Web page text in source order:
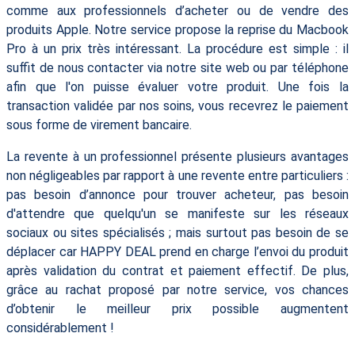
comme aux professionnels d’acheter ou de vendre des
produits Apple. Notre service propose la reprise du Macbook
Pro à un prix très intéressant. La procédure est simple : il
suffit de nous contacter via notre site web ou par téléphone
afin que l'on puisse évaluer votre produit. Une fois la
transaction validée par nos soins, vous recevrez le paiement
sous forme de virement bancaire.
La revente à un professionnel présente plusieurs avantages
non négligeables par rapport à une revente entre particuliers :
pas besoin d’annonce pour trouver acheteur, pas besoin
d'attendre que quelqu'un se manifeste sur les réseaux
sociaux ou sites spécialisés ; mais surtout pas besoin de se
déplacer car HAPPY DEAL prend en charge l’envoi du produit
après validation du contrat et paiement effectif. De plus,
grâce au rachat proposé par notre service, vos chances
d’obtenir le meilleur prix possible augmentent
considérablement !